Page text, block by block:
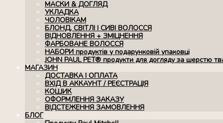
МАСКИ & ДОГЛЯД
УКЛАДКА
ЧОЛОВІКАМ
БЛОНД, СВІТЛІ І СИВІ ВОЛОССЯ
ВІДНОВЛЕННЯ + ЗМІЦНЕННЯ
ФАРБОВАНЕ ВОЛОССЯ
НАБОРИ продуктів у подарунковій упаковці
JOHN PAUL PET® продукти для догляду за шерстю
МАГАЗИН
ДОСТАВКА І ОПЛАТА
ВХІД В АККАУНТ / РЕЄСТРАЦІЯ
КОШИК
ОФОРМЛЕННЯ ЗАКАЗУ
ВІДСТЕЖЕННЯ ЗАМОВЛЕННЯ
БЛОГ